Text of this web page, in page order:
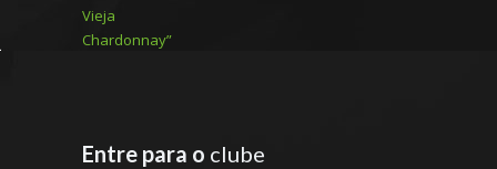
Entre para o clube